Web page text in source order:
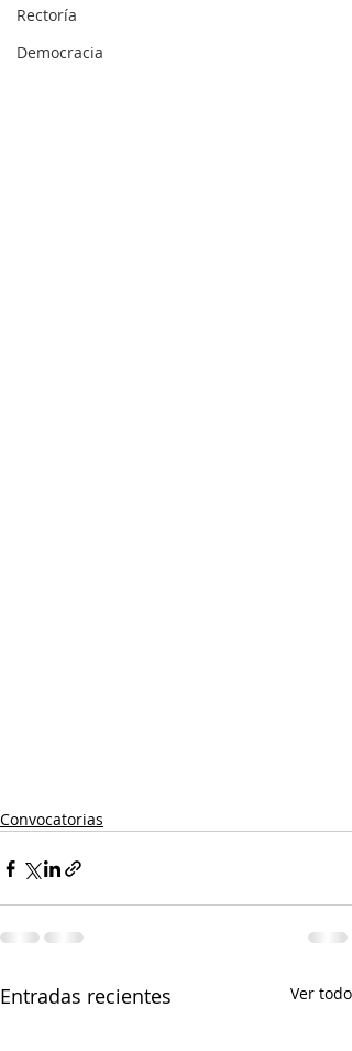
Rectoría
Democracia
Convocatorias
Entradas recientes Ver todo